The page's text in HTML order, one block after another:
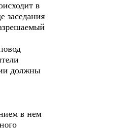
в
заседания
должны
в нем